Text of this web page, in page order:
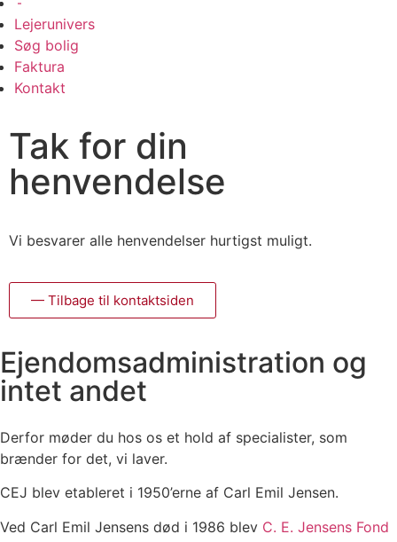
Lejerunivers
Søg bolig
Faktura
Kontakt
Tak for din
henvendelse
Vi besvarer alle henvendelser hurtigst muligt.
— Tilbage til kontaktsiden
Ejendoms­administration og
intet andet
Derfor møder du hos os et hold af specialister, som
brænder for det, vi laver.
CEJ blev etableret i 1950’erne af Carl Emil Jensen.
Ved Carl Emil Jensens død i 1986 blev C. E. Jensens Fond